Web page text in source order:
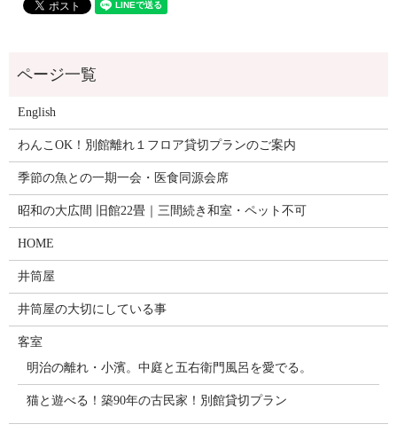
English
わんこOK！別館離れ１フロア貸切プランのご案内
季節の魚との一期一会・医食同源会席
昭和の大広間 旧館22畳｜三間続き和室・ペット不可
HOME
井筒屋
井筒屋の大切にしている事
客室
明治の離れ・小濱。中庭と五右衛門風呂を愛でる。
猫と遊べる！築90年の古民家！別館貸切プラン